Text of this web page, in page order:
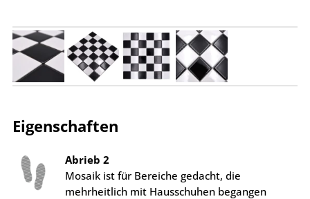
Eigenschaften
Abrieb 2
Mosaik ist für Bereiche gedacht, die
mehrheitlich mit Hausschuhen begangen